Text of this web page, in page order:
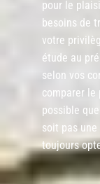
pour le
besoins de
votre
étude au
selon vos
comparer
possible
soit pas
toujours